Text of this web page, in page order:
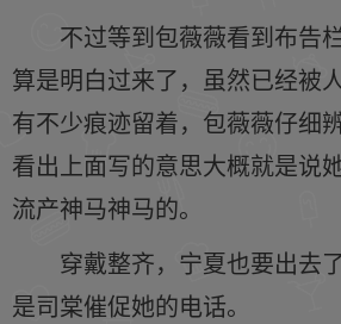
不过等到包薇薇看到布告
算是明白过来了，虽然已经被
有不少痕迹留着，包薇薇仔细
看出上面写的意思大概就是说
流产神马神马的。
穿戴整齐，宁夏也要出去
是司棠催促她的电话。